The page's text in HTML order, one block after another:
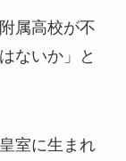
属高校が不
ないか」と
室に生まれ